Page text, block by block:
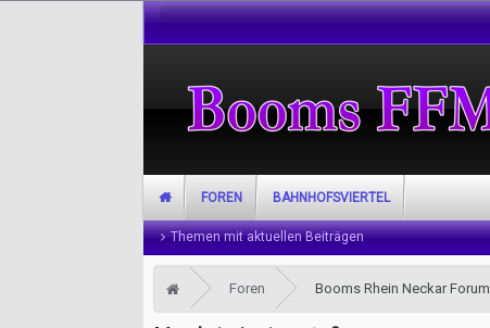
Foren Booms Rhein Neckar Forum
FOREN
Themen mit aktuellen Beiträgen
BAHNHOFSVIERTEL